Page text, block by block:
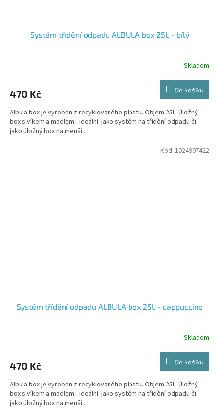
Systém třídění odpadu ALBULA box 25L - bílý
Skladem
470 Kč Do košíku
Albula box je vyroben z recyklovaného plastu. Objem 25L. Úložný
box s víkem a madlem - ideální jako systém na třídění odpadu či
jako úložný box na menší...
Systém třídění odpadu ALBULA box 25L - cappuccino
Skladem
470 Kč Do košíku
Albula box je vyroben z recyklovaného plastu. Objem 25L. Úložný
box s víkem a madlem - ideální jako systém na třídění odpadu či
jako úložný box na menší...
Kód: 1024907422